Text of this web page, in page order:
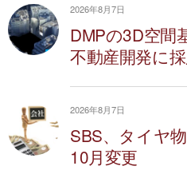
2026年8月7日
DMPの3D空間
不動産開発に
2026年8月7日
SBS、タイヤ
10月変更